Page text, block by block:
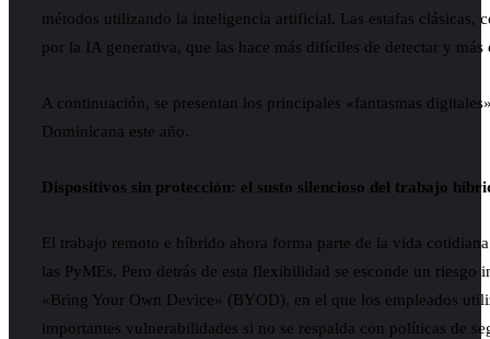
métodos utilizando la inteligencia artificial. Las estafas clásicas,
por la IA generativa, que las hace más difíciles de detectar y
A continuación, se presentan los principales «fantasmas
Dominicana este año.
Dispositivos sin protección: el susto silencioso del trabajo
El trabajo remoto e híbrido ahora forma parte de la vida
las PyMEs. Pero detrás de esta flexibilidad se esconde un
«Bring Your Own Device» (BYOD), en el que los empleados
importantes vulnerabilidades si no se respalda con políticas de